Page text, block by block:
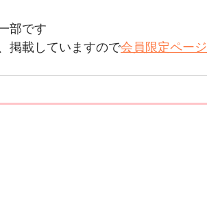
部です
掲載していますので会員限定ページ